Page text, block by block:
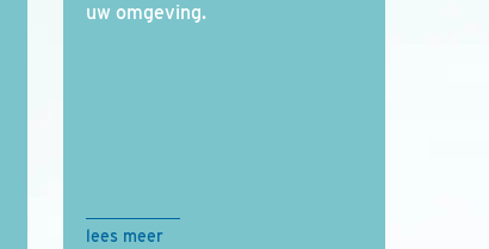
uw omgeving.
lees meer